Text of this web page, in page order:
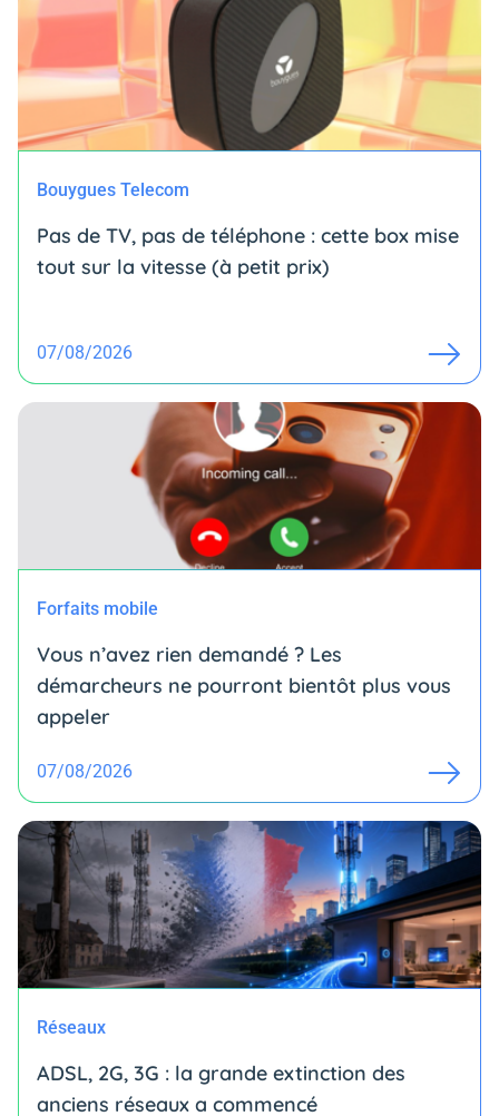
Bouygues Telecom
Pas de TV, pas de téléphone : cette box mise
tout sur la vitesse (à petit prix)
07/08/2026
Forfaits mobile
Vous n’avez rien demandé ? Les
démarcheurs ne pourront bientôt plus vous
appeler
07/08/2026
Réseaux
ADSL, 2G, 3G : la grande extinction des
anciens réseaux a commencé